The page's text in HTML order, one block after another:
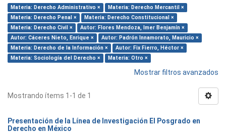
Materia: Derecho Administrativo ×
Materia: Derecho Mercantil ×
Materia: Derecho Penal ×
Materia: Derecho Constitucional ×
Materia: Derecho Civil ×
Autor: Flores Mendoza, Imer Benjamín ×
Autor: Cáceres Nieto, Enrique ×
Autor: Padrón Innamorato, Mauricio ×
Materia: Derecho de la Información ×
Autor: Fix Fierro, Héctor ×
Materia: Sociología del Derecho ×
Materia: Otro ×
Mostrar filtros avanzados
Mostrando ítems 1-1 de 1
Presentación de la Línea de Investigación El Posgrado en
Derecho en México